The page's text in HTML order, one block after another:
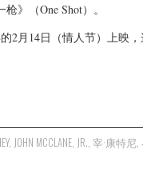
》（One Shot）。
2月14日（情人节）上映
, JOHN MCCLANE, JR.,宰·康特尼,